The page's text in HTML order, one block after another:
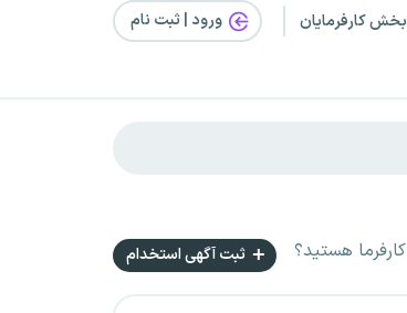
بخش کارفرمایان ورود | ثبت‌ نام
کارفرما هستید؟ ثبت آگهی استخدام